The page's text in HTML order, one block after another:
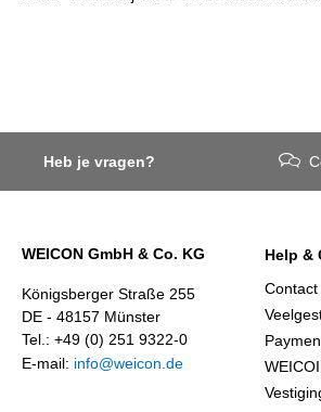
Heb je vragen?
WEICON GmbH & Co. KG
Königsberger Straße 255
DE - 48157 Münster
Tel.: +49 (0) 251 9322-0
E-mail: info@weicon.de
Help &
Contact